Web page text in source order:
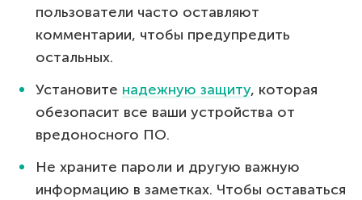
пользователи часто оставляют
комментарии, чтобы предупредить
остальных.
Установите надежную защиту, которая
обезопасит все ваши устройства от
вредоносного ПО.
Не храните пароли и другую важную
информацию в заметках. Чтобы оставаться